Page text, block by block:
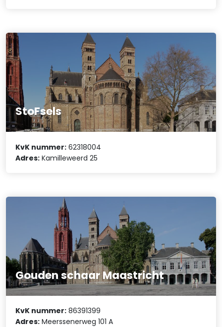
StoFsels
KvK nummer: 62318004
Adres: Kamilleweerd 25
Gouden schaar Maastricht
KvK nummer: 86391399
Adres: Meerssenerweg 101 A